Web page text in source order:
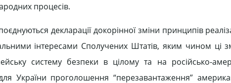
процесів.
декларації докорінної зміни принципів
інтересами Сполучених Штатів, яким чином ці
систему безпеки в цілому та на російсько-
України проголошення “перезавантаження”